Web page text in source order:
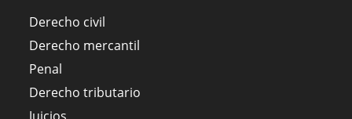
Derecho civil
Derecho mercantil
Penal
Derecho tributario